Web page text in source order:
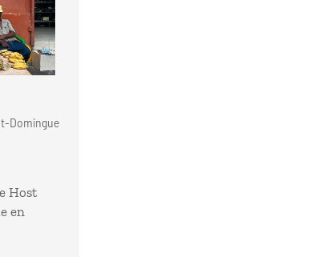
Domingue
Host
en